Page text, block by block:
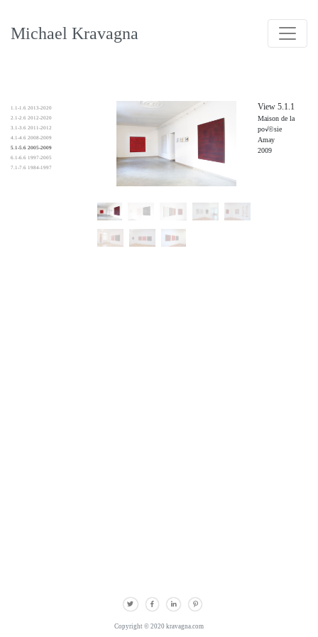
Michael Kravagna
1.1-1.6 2013-2020
2.1-2.6 2012-2020
3.1-3.6 2011-2012
4.1-4.6 2008-2009
5.1-5.6 2005-2009
6.1-6.6 1997-2005
7.1-7.6 1984-1997
View 5.1.1
Maison de la
po√©sie
Amay
2009
Copyright © 2020 kravagna.com